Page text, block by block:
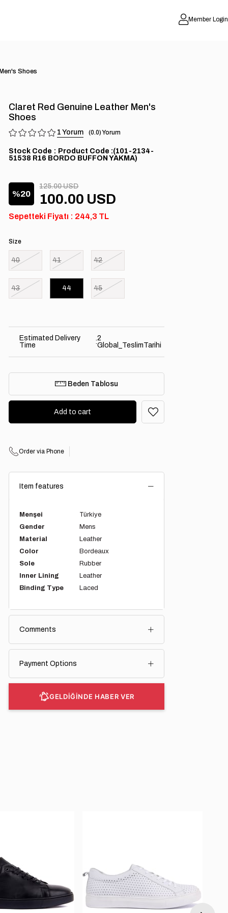
Member Login
Shoes
Claret Red Genuine Leather Men's
Shoes
1 0.0
Stock Code
(101-2134-
51538 R16 BORDO BUFFON YAKMA)
20
125.00 USD
100.00 USD
Sepetteki Fiyatı : 244,3 TL
Size
40 41 42
43 44 45
Estimated Delivery
Time
:2
Global_TeslimTarihi
Beden Tablosu
Order via Phone
Item features
Menşei
Türkiye
Gender
Mens
Material
Leather
Color
Bordeaux
Sole
Rubber
Inner Lining
Leather
Binding Type
Laced
Comments
Payment Options
GELDİĞİNDE HABER VER